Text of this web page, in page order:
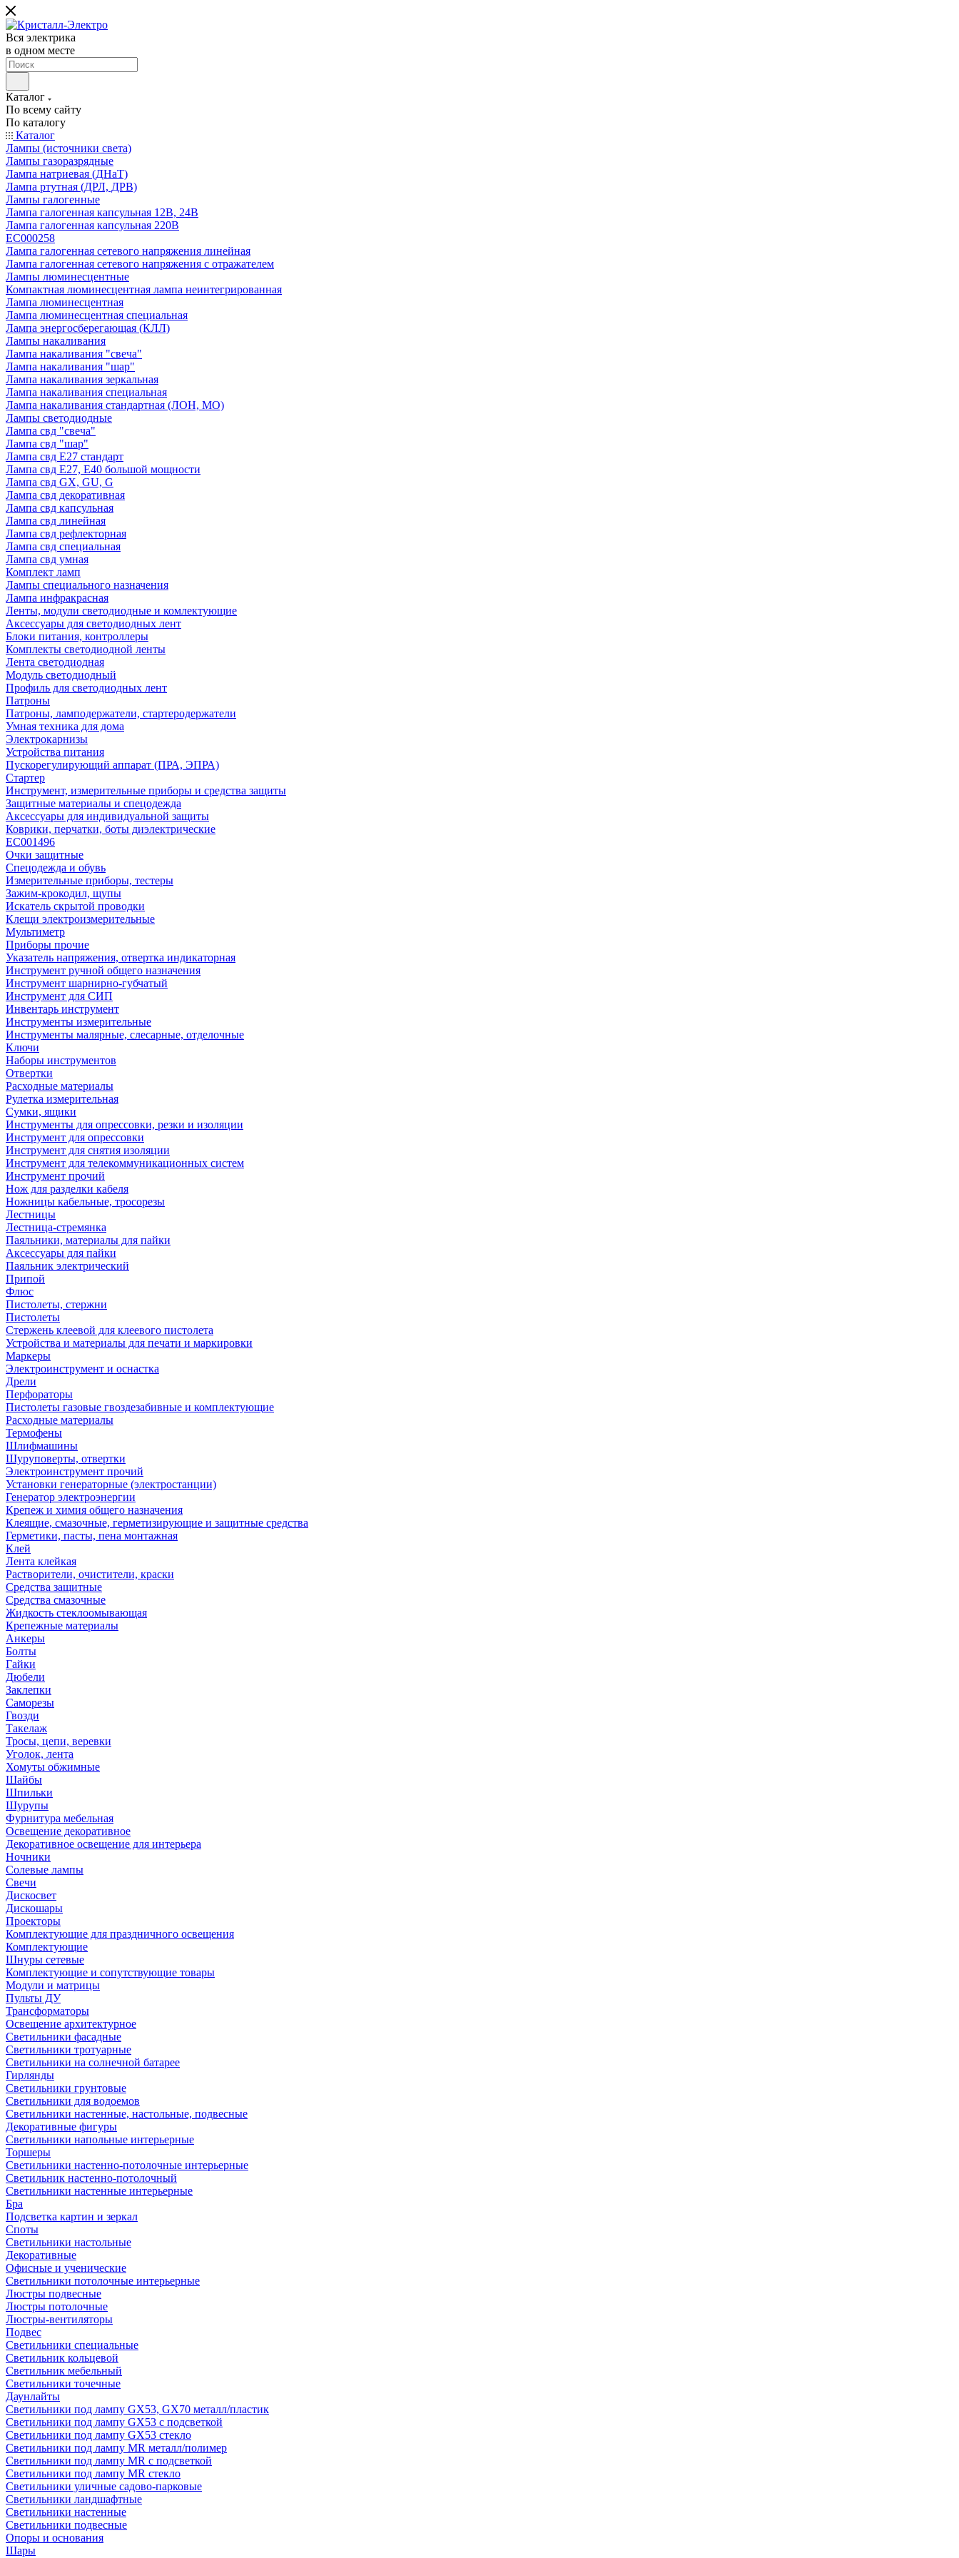
Вся электрика
в одном месте
Каталог
По всему сайту
По каталогу
Каталог
Лампы (источники света)
Лампы газоразрядные
Лампа натриевая (ДНаТ)
Лампа ртутная (ДРЛ, ДРВ)
Лампы галогенные
Лампа галогенная капсульная 12В, 24В
Лампа галогенная капсульная 220В
EC000258
Лампа галогенная сетевого напряжения линейная
Лампа галогенная сетевого напряжения с отражателем
Лампы люминесцентные
Компактная люминесцентная лампа неинтегрированная
Лампа люминесцентная
Лампа люминесцентная специальная
Лампа энергосберегающая (КЛЛ)
Лампы накаливания
Лампа накаливания "свеча"
Лампа накаливания "шар"
Лампа накаливания зеркальная
Лампа накаливания специальная
Лампа накаливания стандартная (ЛОН, МО)
Лампы светодиодные
Лампа свд "свеча"
Лампа свд "шар"
Лампа свд E27 стандарт
Лампа свд E27, Е40 большой мощности
Лампа свд GX, GU, G
Лампа свд декоративная
Лампа свд капсульная
Лампа свд линейная
Лампа свд рефлекторная
Лампа свд специальная
Лампа свд умная
Комплект ламп
Лампы специального назначения
Лампа инфракрасная
Ленты, модули светодиодные и комлектующие
Аксессуары для светодиодных лент
Блоки питания, контроллеры
Комплекты светодиодной ленты
Лента светодиодная
Модуль светодиодный
Профиль для светодиодных лент
Патроны
Патроны, ламподержатели, стартеродержатели
Умная техника для дома
Электрокарнизы
Устройства питания
Пускорегулирующий аппарат (ПРА, ЭПРА)
Стартер
Инструмент, измерительные приборы и средства защиты
Защитные материалы и спецодежда
Аксессуары для индивидуальной защиты
Коврики, перчатки, боты диэлектрические
EC001496
Очки защитные
Спецодежда и обувь
Измерительные приборы, тестеры
Зажим-крокодил, щупы
Искатель скрытой проводки
Клещи электроизмерительные
Мультиметр
Приборы прочие
Указатель напряжения, отвертка индикаторная
Инструмент ручной общего назначения
Инструмент шарнирно-губчатый
Инструмент для СИП
Инвентарь инструмент
Инструменты измерительные
Инструменты малярные, слесарные, отделочные
Ключи
Наборы инструментов
Отвертки
Расходные материалы
Рулетка измерительная
Сумки, ящики
Инструменты для опрессовки, резки и изоляции
Инструмент для опрессовки
Инструмент для снятия изоляции
Инструмент для телекоммуникационных систем
Инструмент прочий
Нож для разделки кабеля
Ножницы кабельные, тросорезы
Лестницы
Лестница-стремянка
Паяльники, материалы для пайки
Аксессуары для пайки
Паяльник электрический
Припой
Флюс
Пистолеты, стержни
Пистолеты
Стержень клеевой для клеевого пистолета
Устройства и материалы для печати и маркировки
Маркеры
Электроинструмент и оснастка
Дрели
Перфораторы
Пистолеты газовые гвоздезабивные и комплектующие
Расходные материалы
Термофены
Шлифмашины
Шуруповерты, отвертки
Электроинструмент прочий
Установки генераторные (электростанции)
Генератор электроэнергии
Крепеж и химия общего назначения
Клеящие, смазочные, герметизирующие и защитные средства
Герметики, пасты, пена монтажная
Клей
Лента клейкая
Растворители, очистители, краски
Средства защитные
Средства смазочные
Жидкость стеклоомывающая
Крепежные материалы
Анкеры
Болты
Гайки
Дюбели
Заклепки
Саморезы
Гвозди
Такелаж
Тросы, цепи, веревки
Уголок, лента
Хомуты обжимные
Шайбы
Шпильки
Шурупы
Фурнитура мебельная
Освещение декоративное
Декоративное освещение для интерьера
Ночники
Солевые лампы
Свечи
Дискосвет
Дискошары
Проекторы
Комплектующие для праздничного освещения
Комплектующие
Шнуры сетевые
Комплектующие и сопутствующие товары
Модули и матрицы
Пульты ДУ
Трансформаторы
Освещение архитектурное
Светильники фасадные
Светильники тротуарные
Светильники на солнечной батарее
Гирлянды
Светильники грунтовые
Светильники для водоемов
Светильники настенные, настольные, подвесные
Декоративные фигуры
Светильники напольные интерьерные
Торшеры
Светильники настенно-потолочные интерьерные
Светильник настенно-потолочный
Светильники настенные интерьерные
Бра
Подсветка картин и зеркал
Споты
Светильники настольные
Декоративные
Офисные и ученические
Светильники потолочные интерьерные
Люстры подвесные
Люстры потолочные
Люстры-вентиляторы
Подвес
Светильники специальные
Светильник кольцевой
Светильник мебельный
Светильники точечные
Даунлайты
Светильники под лампу GX53, GX70 металл/пластик
Светильники под лампу GX53 с подсветкой
Светильники под лампу GX53 стекло
Светильники под лампу MR металл/полимер
Светильники под лампу MR с подсветкой
Светильники под лампу MR стекло
Светильники уличные садово-парковые
Светильники ландшафтные
Светильники настенные
Светильники подвесные
Опоры и основания
Шары